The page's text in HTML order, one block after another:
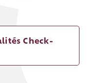
Check-